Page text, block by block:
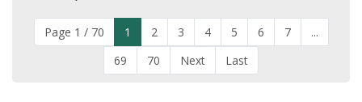
Page 1 / 70 1 2 3 4 5 6 7
...
69
70 Next Last